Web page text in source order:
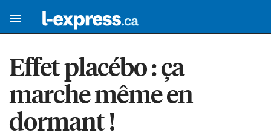
Effet placébo : ça
marche même en
dormant !